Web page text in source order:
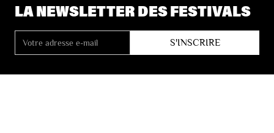
LA NEWSLETTER DES FESTIVALS